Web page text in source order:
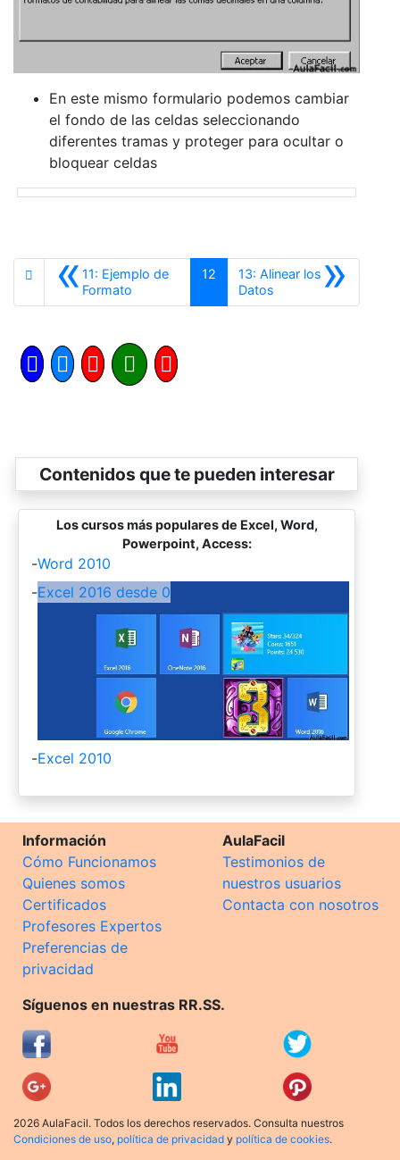
En este mismo formulario podemos cambiar
el fondo de las celdas seleccionando
diferentes tramas y proteger para ocultar o
bloquear celdas
«11: Ejemplo de
Formato
12 »
13: Alinear los
DatosSiguiente
Contenidos que te pueden interesar
Los cursos más populares de Excel, Word,
Powerpoint, Access:
-Word 2010
-Excel 2016 desde 0
-Excel 2010
Información
Cómo Funcionamos
Quienes somos
Certificados
Profesores Expertos
Preferencias de
privacidad
AulaFacil
Testimonios de
nuestros usuarios
Contacta con nosotros
Síguenos en nuestras RR.SS.
2026 AulaFacil. Todos los derechos reservados. Consulta nuestros
Condiciones de uso, política de privacidad y política de cookies.